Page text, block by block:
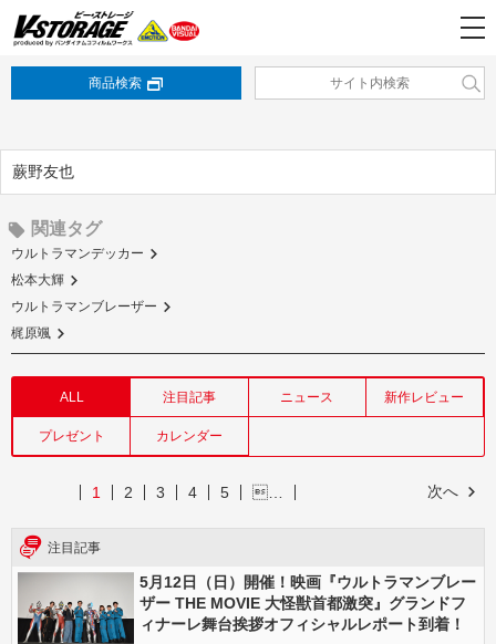
商品検索
蕨野友也
関連タグ
ウルトラマンデッカー
松本大輝
ウルトラマンブレーザー
梶原颯
ALL 注目記事 ニュース 新作レビュー
プレゼント カレンダー
次へ
1 2 3 4 5 …
注目記事
5月12日（日）開催！映画『ウルトラマンブレー
ザー THE MOVIE 大怪獣首都激突』グランドフ
ィナーレ舞台挨拶オフィシャルレポート到着！